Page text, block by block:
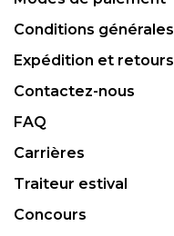
Conditions générales
Expédition et retours
Contactez-nous
FAQ
Carrières
Traiteur estival
Concours